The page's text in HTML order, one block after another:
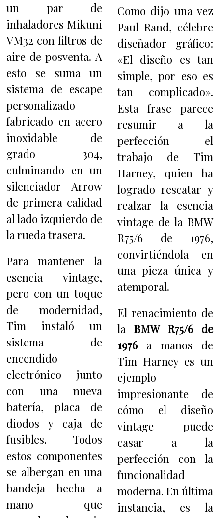
un par de
inhaladores Mikuni
VM32 con filtros de
aire de posventa. A
esto se suma un
sistema de escape
personalizado
fabricado en acero
inoxidable de
grado 304,
culminando en un
silenciador Arrow
de primera calidad
al lado izquierdo de
la rueda trasera.
Para mantener la
esencia vintage,
pero con un toque
de modernidad,
Tim instaló un
sistema de
encendido
electrónico junto
con una nueva
batería, placa de
diodos y caja de
fusibles. Todos
estos componentes
se albergan en una
bandeja hecha a
mano que
Como dijo una vez
Paul Rand, célebre
diseñador gráfico:
«El diseño es tan
simple, por eso es
tan complicado».
Esta frase parece
resumir a la
perfección el
trabajo de Tim
Harney, quien ha
logrado rescatar y
realzar la esencia
vintage de la BMW
R75/6 de 1976,
convirtiéndola en
una pieza única y
atemporal.
El renacimiento de
la BMW R75/6 de
1976a manos de
Tim Harney es un
ejemplo
impresionante de
cómo el diseño
vintage puede
casar a la
perfección con la
funcionalidad
moderna. En última
instancia, es la